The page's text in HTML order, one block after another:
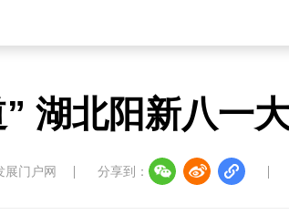
湖北阳新八一
展门户网 分享到：